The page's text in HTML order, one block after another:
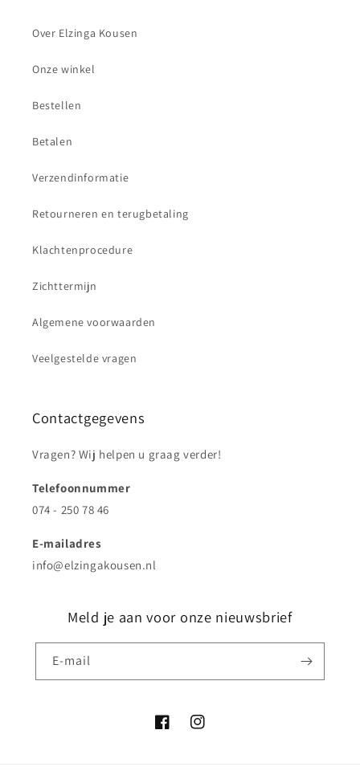
Over Elzinga Kousen
Onze winkel
Bestellen
Betalen
Verzendinformatie
Retourneren en terugbetaling
Klachtenprocedure
Zichttermijn
Algemene voorwaarden
Veelgestelde vragen
Contactgegevens
Vragen? Wij helpen u graag verder!
Telefoonnummer
074 - 250 78 46
E-mailadres
info@elzingakousen.nl
Meld je aan voor onze nieuwsbrief
E‑mail
FacebookInstagram